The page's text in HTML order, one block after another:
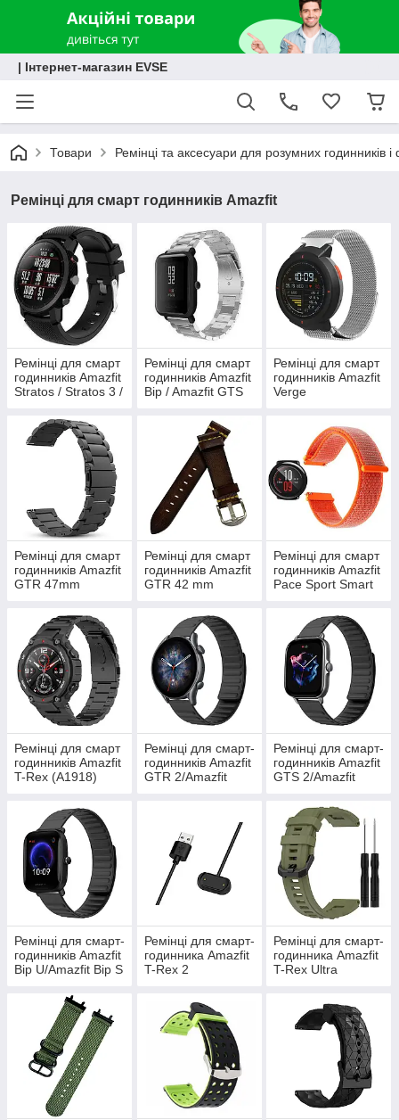
| Інтернет-магазин EVSE
Товари Ремінці та аксесуари для розумних годинників і
Ремінці для смарт годинників Amazfit
Ремінці для смарт
годинників Amazfit
Stratos / Stratos 3 /
Ремінці для смарт
годинників Amazfit
Bip / Amazfit GTS
Ремінці для смарт
годинників Amazfit
Verge
Ремінці для смарт
годинників Amazfit
GTR 47mm
Ремінці для смарт
годинників Amazfit
GTR 42 mm
Ремінці для смарт
годинників Amazfit
Pace Sport Smart
Ремінці для смарт
годинників Amazfit
T-Rex (A1918)
Ремінці для смарт-
годинників Amazfit
GTR 2/Amazfit
Ремінці для смарт-
годинників Amazfit
GTS 2/Amazfit
GTS 4
Ремінці для смарт-
годинників Amazfit
Bip U/Amazfit Bip S
Ремінці для смарт-
годинника Amazfit
T-Rex 2
Ремінці для смарт-
годинника Amazfit
T-Rex Ultra